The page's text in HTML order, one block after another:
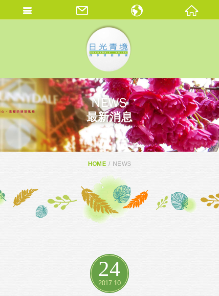
NEWS
最新消息
HOME NEWS
24
2017.10
繁體中文
ENGLISH
THAI